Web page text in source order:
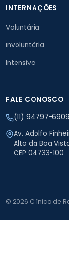
INTERNAÇÕES
Voluntária
Involuntária
Intensiva
FALE CONOSCO
(11) 94797-6909
Av. Adolfo
Alto da Boa
CEP 04733-100
© 2026 Clínica de